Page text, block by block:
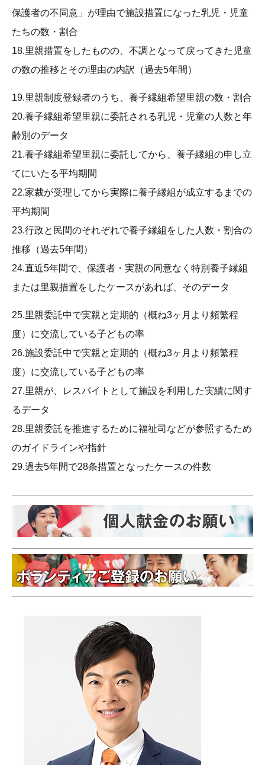
保護者の不同意」が理由で施設措置になった乳児・児童
たちの数・割合
18.里親措置をしたものの、不調となって戻ってきた児童
の数の推移とその理由の内訳（過去5年間）
19.里親制度登録者のうち、養子縁組希望里親の数・割合
20.養子縁組希望里親に委託される乳児・児童の人数と年
齢別のデータ
21.養子縁組希望里親に委託してから、養子縁組の申し立
てにいたる平均期間
22.家裁が受理してから実際に養子縁組が成立するまでの
平均期間
23.行政と民間のそれぞれで養子縁組をした人数・割合の
推移（過去5年間）
24.直近5年間で、保護者・実親の同意なく特別養子縁組
または里親措置をしたケースがあれば、そのデータ
25.里親委託中で実親と定期的（概ね3ヶ月より頻繁程
度）に交流している子どもの率
26.施設委託中で実親と定期的（概ね3ヶ月より頻繁程
度）に交流している子どもの率
27.里親が、レスパイトとして施設を利用した実績に関す
るデータ
28.里親委託を推進するために福祉司などが参照するため
のガイドラインや指針
29.過去5年間で28条措置となったケースの件数